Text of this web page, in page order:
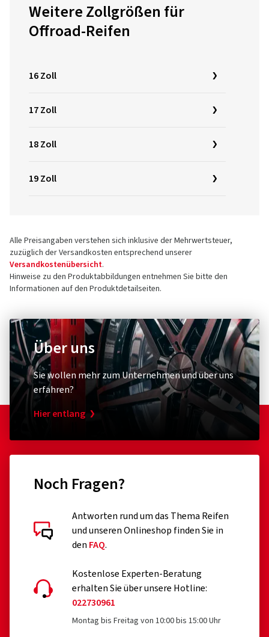
Weitere Zollgrößen für
Offroad-Reifen
16 Zoll
17 Zoll
18 Zoll
19 Zoll
Alle Preisangaben verstehen sich inklusive der Mehrwertsteuer,
zuzüglich der Versandkosten entsprechend unserer
Versandkostenübersicht.
Hinweise zu den Produktabbildungen entnehmen Sie bitte den
Informationen auf den Produktdetailseiten.
Über uns
Sie wollen mehr zum Unternehmen und über uns
erfahren?
Hier entlang
Noch Fragen?
Antworten rund um das Thema Reifen
und unseren Onlineshop finden Sie in
den FAQ.
Kostenlose Experten-Beratung
erhalten Sie über unsere Hotline:
022730961
Montag bis Freitag von 10:00 bis 15:00 Uhr